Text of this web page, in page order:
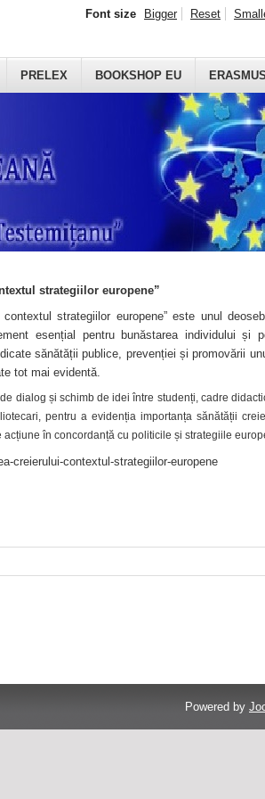
PRELEX BOOKSHOP EU
Font size Bigger Reset
strategiilor europene”
strategiilor europene” este unul
esențial pentru bunăstarea individului și
sănătății publice, prevenției și promovării
tot mai evidentă.
dialog și schimb de idei între studenți, cadre
pentru a evidenția importanța sănătății
în concordanță cu politicile și strategiile
creierului-contextul-strategiilor-europene
Powered by